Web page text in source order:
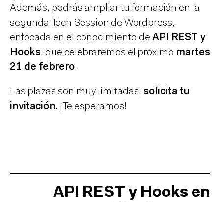
Además, podrás ampliar tu formación en la
segunda Tech Session de Wordpress,
enfocada en el conocimiento de API REST y
Hooks, que celebraremos el próximo martes
21 de febrero.
Las plazas son muy limitadas, solicita tu
invitación. ¡Te esperamos!
API REST y Hooks en